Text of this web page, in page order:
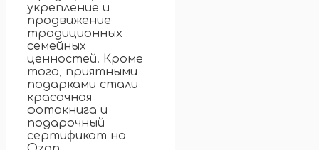
укрепление и
продвижение
традиционных
семейных
ценностей. Кроме
того, приятными
подарками стали
красочная
фотокнига и
подарочный
сертификат на